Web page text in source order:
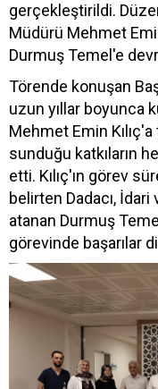
gerçekleştirildi.
Müdürü Mehmet
Durmuş Temel'e
Törende konuşan
uzun yıllar boyunca
Mehmet Emin
sunduğu katkıların
etti. Kılıç'ın görev
belirten Dadacı,
atanan Durmuş
görevinde başarılar